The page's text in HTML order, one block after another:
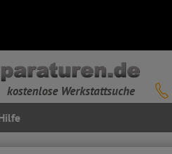
kostenlose Werkstattsuche